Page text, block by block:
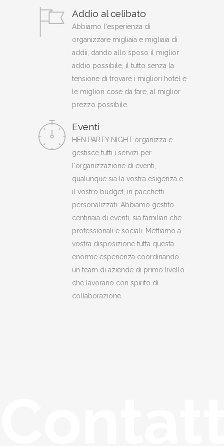
Addio al celibato
Abbiamo l'esperienza di
organizzare migliaia e migliaia di
addii, dando allo sposo il miglior
addio possibile, il tutto senza la
tensione di trovare i migliori hotel e
le migliori cose da fare, al miglior
prezzo possibile.
Eventi
HEN PARTY NIGHT organizza e
gestisce tutti i servizi per
l'organizzazione di eventi,
qualunque sia la vostra esigenza e
il vostro budget, in pacchetti
personalizzati. Abbiamo gestito
centinaia di eventi, sia familiari che
professionali e sociali. Mettiamo a
vostra disposizione tutta questa
enorme esperienza coordinando
un team di aziende di primo livello
che lavorano con spirito di
collaborazione.